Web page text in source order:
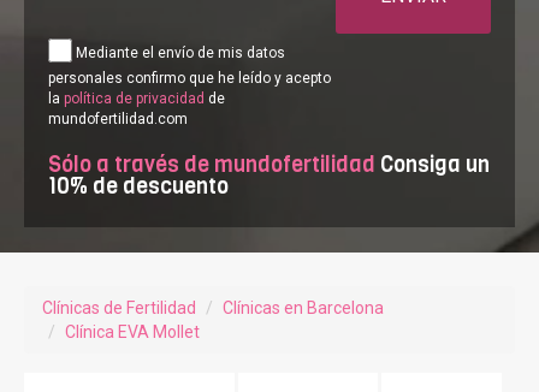
Mediante el envío de mis datos
personales confirmo que he leído y acepto
la política de privacidad de
mundofertilidad.com
Sólo a través de mundofertilidad Consiga un
10% de descuento
Clínicas de Fertilidad
Clínicas en Barcelona
Clínica EVA Mollet